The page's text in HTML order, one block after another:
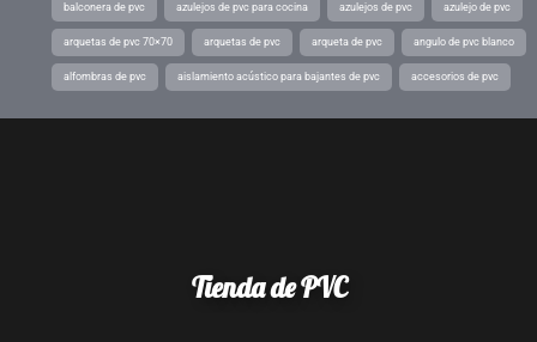
balconera de pvc azulejos de pvc para cocina azulejos de pvc azulejo de pvc
arquetas de pvc 70×70 arquetas de pvc arqueta de pvc angulo de pvc blanco
alfombras de pvc aislamiento acústico para bajantes de pvc accesorios de pvc
Tienda de PVC